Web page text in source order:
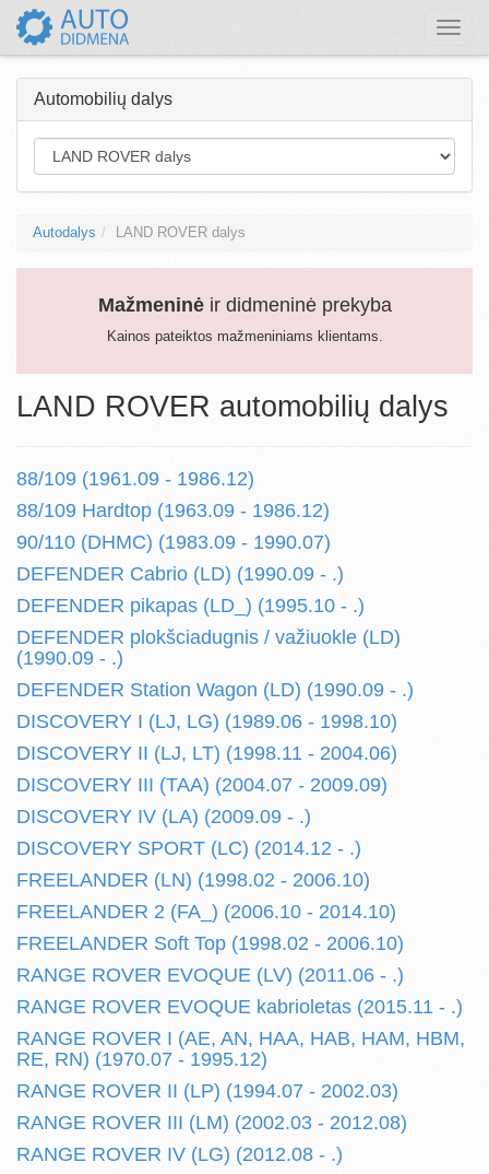
Toggle
Automobilių dalys
Autodalys LAND ROVER dalys
Mažmeninėir didmeninė prekyba
Kainos pateiktos mažmeniniams klientams.
LAND ROVER automobilių dalys
88/109 (1961.09 - 1986.12)
88/109 Hardtop (1963.09 - 1986.12)
90/110 (DHMC) (1983.09 - 1990.07)
DEFENDER Cabrio (LD) (1990.09 - .)
DEFENDER pikapas (LD_) (1995.10 - .)
DEFENDER plokšciadugnis / važiuokle (LD)
(1990.09 - .)
DEFENDER Station Wagon (LD) (1990.09 - .)
DISCOVERY I (LJ, LG) (1989.06 - 1998.10)
DISCOVERY II (LJ, LT) (1998.11 - 2004.06)
DISCOVERY III (TAA) (2004.07 - 2009.09)
DISCOVERY IV (LA) (2009.09 - .)
DISCOVERY SPORT (LC) (2014.12 - .)
FREELANDER (LN) (1998.02 - 2006.10)
FREELANDER 2 (FA_) (2006.10 - 2014.10)
FREELANDER Soft Top (1998.02 - 2006.10)
RANGE ROVER EVOQUE (LV) (2011.06 - .)
RANGE ROVER EVOQUE kabrioletas (2015.11 - .)
RANGE ROVER I (AE, AN, HAA, HAB, HAM, HBM,
RE, RN) (1970.07 - 1995.12)
RANGE ROVER II (LP) (1994.07 - 2002.03)
RANGE ROVER III (LM) (2002.03 - 2012.08)
RANGE ROVER IV (LG) (2012.08 - .)